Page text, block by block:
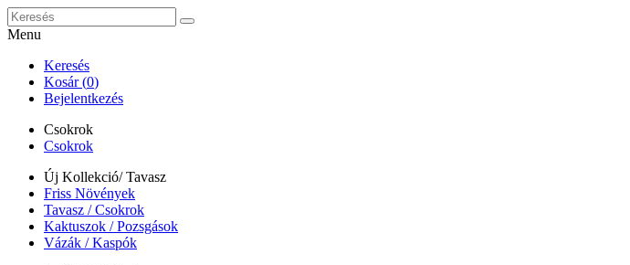
Menu
Keresés
Kosár (0)
Bejelentkezés
Csokrok
Csokrok
Új Kollekció/ Tavasz
Friss Növények
Tavasz / Csokrok
Kaktuszok / Pozsgások
Vázák / Kaspók